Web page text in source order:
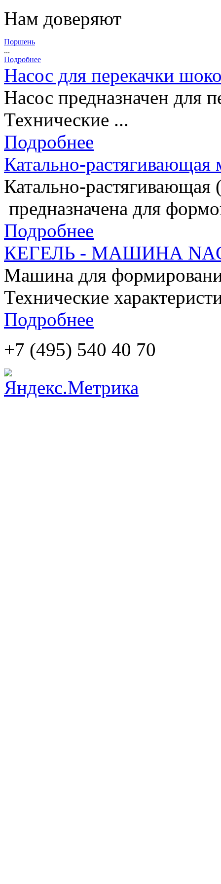
Нам доверяют
Поршень
...
Подробнее
Насос для перекачки
Насос предназначен для
Технические ...
Подробнее
Катально-
Катально-
предназначена для
Подробнее
КЕГЕЛЬ - МАШИНА
Машина для
Технические
Подробнее
+7 (495) 540 40 70